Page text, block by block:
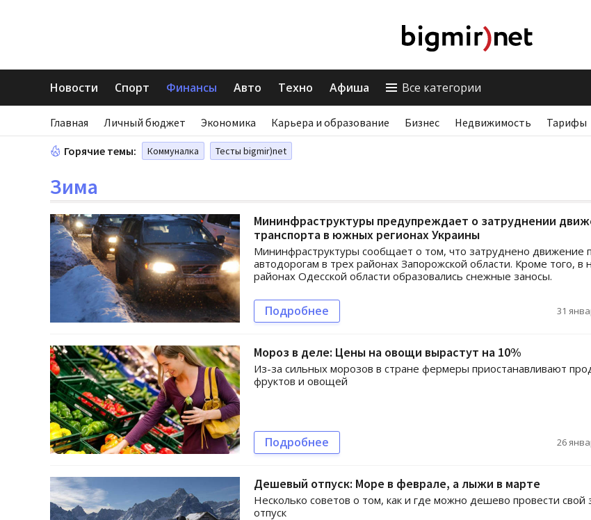
Новости Спорт Финансы Авто Техно Афиша Все категории
Главная Личный бюджет Экономика Карьера и образование Бизнес Недвижимость Тарифы
Горячие темы: Коммуналка Тесты bigmir)net
Зима
Мининфраструктуры предупреждает о затруднении
транспорта в южных регионах Украины
Мининфраструктуры сообщает о том, что затруднено движение
автодорогам в трех районах Запорожской области. Кроме того, в
районах Одесской области образовались снежные заносы.
Подробнее 31
Мороз в деле: Цены на овощи вырастут на 10%
Из-за сильных морозов в стране фермеры приостанавливают
фруктов и овощей
Подробнее 26
Дешевый отпуск: Море в феврале, а лыжи в марте
Несколько советов о том, как и где можно дешево провести свой
отпуск